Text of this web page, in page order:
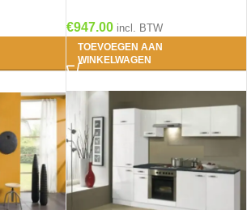
634
€947.00 incl. BTW
TOEVOEGEN AAN
WINKELWAGEN